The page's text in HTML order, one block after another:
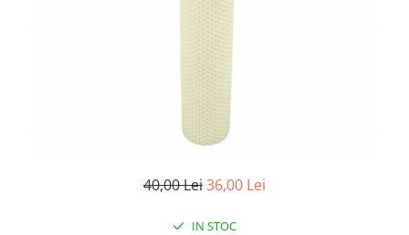
40,00 Lei36,00 Lei
IN STOC